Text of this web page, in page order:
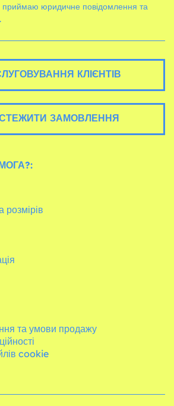
приймаю юридичне повідомлення та
КЛІЄНТІВ
ЗАМОВЛЕННЯ
розмірів
та умови продажу
cookie